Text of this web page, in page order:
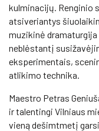
kulminacijų. Renginio
atsiveriantys
muzikinė
neblėstantį
eksperimentais,
atlikimo technika.
Maestro Petras
ir talentingi Vilniaus
vieną dešimtmetį